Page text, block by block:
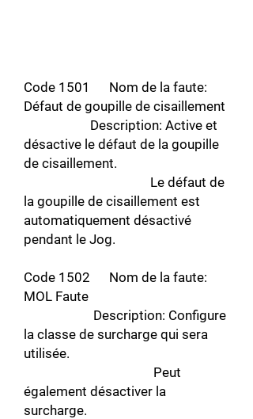
Code 1501 Nom de la faute:
Défaut de goupille de cisaillement
Description: Active et
désactive le défaut de la goupille
de cisaillement.
Le défaut de
la goupille de cisaillement est
automatiquement désactivé
pendant le Jog.
Code 1502 Nom de la faute:
MOL Faute
Description: Configure
la classe de surcharge qui sera
utilisée.
Peut
également désactiver la
surcharge.